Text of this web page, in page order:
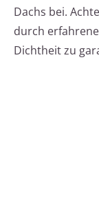
Dachs bei.
durch
Dichtheit zu